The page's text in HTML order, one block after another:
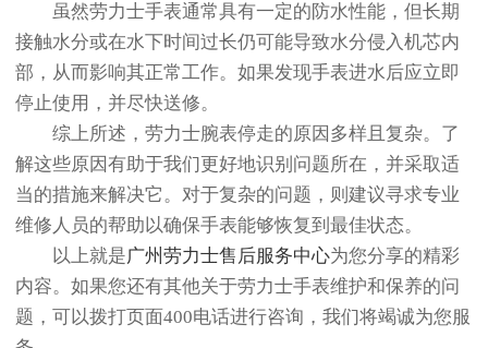
虽然劳力士手表通常具有一定的防水性能，但长期
接触水分或在水下时间过长仍可能导致水分侵入机芯内
部，从而影响其正常工作。如果发现手表进水后应立即
停止使用，并尽快送修。
综上所述，劳力士腕表停走的原因多样且复杂。了
解这些原因有助于我们更好地识别问题所在，并采取适
当的措施来解决它。对于复杂的问题，则建议寻求专业
维修人员的帮助以确保手表能够恢复到最佳状态。
以上就是广州劳力士售后服务中心为您分享的精彩
内容。如果您还有其他关于劳力士手表维护和保养的问
题，可以拨打页面400电话进行咨询，我们将竭诚为您服